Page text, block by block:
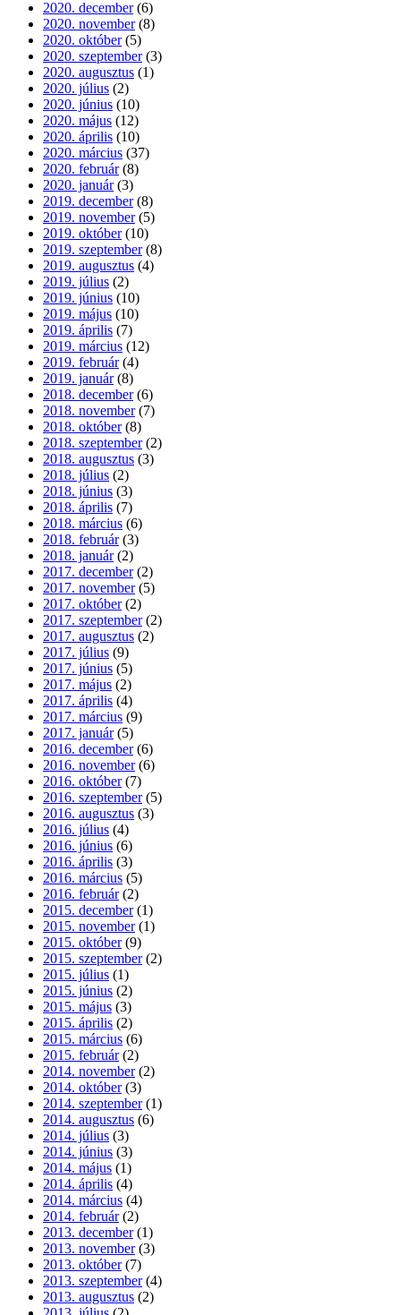
2020. december(6)
2020. november(8)
2020. október(5)
2020. szeptember(3)
2020. augusztus (1)
2020. július (2)
2020. június (10)
2020. május (12)
2020. április (10)
2020. március (37)
2020. február(8)
2020. január(3)
2019. december(8)
2019. november(5)
2019. október(10)
2019. szeptember(8)
2019. augusztus (4)
2019. július (2)
2019. június (10)
2019. május (10)
2019. április (7)
2019. március (12)
2019. február(4)
2019. január(8)
2018. december(6)
2018. november(7)
2018. október(8)
2018. szeptember(2)
2018. augusztus (3)
2018. július (2)
2018. június (3)
2018. április (7)
2018. március (6)
2018. február(3)
2018. január(2)
2017. december(2)
2017. november(5)
2017. október(2)
2017. szeptember(2)
2017. augusztus (2)
2017. július (9)
2017. június (5)
2017. május (2)
2017. április (4)
2017. március (9)
2017. január(5)
2016. december(6)
2016. november(6)
2016. október(7)
2016. szeptember(5)
2016. augusztus (3)
2016. július (4)
2016. június (6)
2016. április (3)
2016. március (5)
2016. február(2)
2015. december(1)
2015. november(1)
2015. október(9)
2015. szeptember(2)
2015. július (1)
2015. június (2)
2015. május (3)
2015. április (2)
2015. március (6)
2015. február(2)
2014. november(2)
2014. október(3)
2014. szeptember(1)
2014. augusztus (6)
2014. július (3)
2014. június (3)
2014. május (1)
2014. április (4)
2014. március (4)
2014. február(2)
2013. december(1)
2013. november(3)
2013. október(7)
2013. szeptember(4)
2013. augusztus (2)